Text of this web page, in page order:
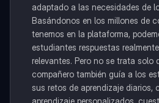
adaptado a las necesidades de
Basándonos en los millones de
tenemos en la plataforma,
estudiantes respuestas
relevantes. Pero no se trata solo
compañero también guía a los
sus retos de aprendizaje diarios,